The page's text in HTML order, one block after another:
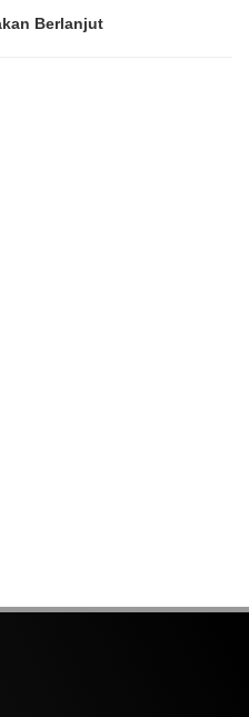
Berlanjut